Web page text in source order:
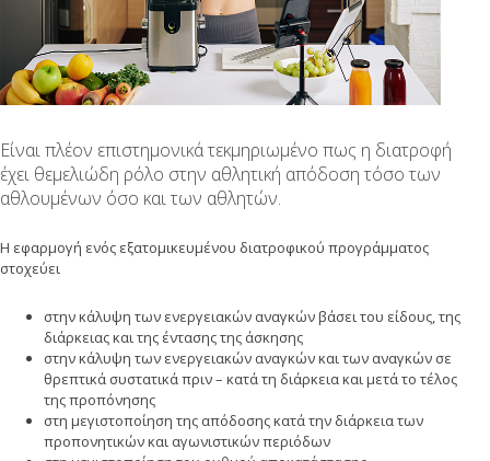
Είναι πλέον επιστημονικά τεκμηριωμένο πως η διατροφή
έχει θεμελιώδη ρόλο στην αθλητική απόδοση τόσο των
αθλουμένων όσο και των αθλητών.
Η εφαρμογή ενός εξατομικευμένου διατροφικού προγράμματος
στοχεύει
στην κάλυψη των ενεργειακών αναγκών βάσει του είδους, της
διάρκειας και της έντασης της άσκησης
στην κάλυψη των ενεργειακών αναγκών και των αναγκών σε
θρεπτικά συστατικά πριν – κατά τη διάρκεια και μετά το τέλος
της προπόνησης
στη μεγιστοποίηση της απόδοσης κατά την διάρκεια των
προπονητικών και αγωνιστικών περιόδων